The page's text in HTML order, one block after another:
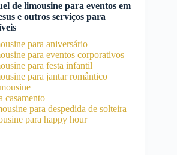
de limousine para eventos em
e outros serviços para
para aniversário
para eventos corporativos
para festa infantil
para jantar romântico
casamento
para despedida de solteira
para happy hour